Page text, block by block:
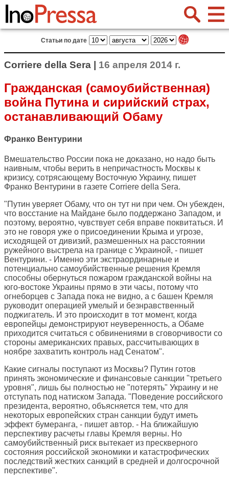
Статьи по дате
Corriere della Sera | 16 апреля 2014 г.
Гражданская (самоубийственная)
война Путина и сирийский страх,
останавливающий Обаму
Франко Вентурини
Вмешательство России пока не доказано, но надо быть
наивным, чтобы верить в непричастность Москвы к
кризису, сотрясающему Восточную Украину, пишет
Франко Вентурини в газете Corriere della Sera.
"Путин уверяет Обаму, что он тут ни при чем. Он убежден,
что восстание на Майдане было поддержано Западом, и
поэтому, вероятно, чувствует себя вправе поквитаться. И
это не говоря уже о присоединении Крыма и угрозе,
исходящей от дивизий, размешенных на расстоянии
ружейного выстрела на границе с Украиной, - пишет
Вентурини. - Именно эти экстраординарные и
потенциально самоубийственные решения Кремля
способны обернуться пожаром гражданской войны на
юго-востоке Украины прямо в эти часы, потому что
огнеборцев с Запада пока не видно, а с башен Кремля
руководит операцией умелый и безнравственный
поджигатель. И это происходит в тот момент, когда
европейцы демонстрируют неуверенность, а Обаме
приходится считаться с обвинениями в сговорчивости со
стороны американских правых, рассчитывающих в
ноябре захватить контроль над Сенатом".
Какие сигналы поступают из Москвы? Путин готов
принять экономические и финансовые санкции "третьего
уровня", лишь бы полностью не "потерять" Украину и не
отступать под натиском Запада. "Поведение российского
президента, вероятно, объясняется тем, что для
некоторых европейских стран санкции будут иметь
эффект бумеранга, - пишет автор. - На ближайшую
перспективу расчеты главы Кремля верны. Но
самоубийственный риск вытекает из прескверного
состояния российской экономики и катастрофических
последствий жестких санкций в средней и долгосрочной
перспективе".